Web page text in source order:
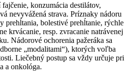
konzumácia destilátov,
nevyvážená strava. Príznaky nádoru
prehĺtania, bolestivé prehĺtanie, rýchle
krvácanie, resp. zvracanie natrávenej
Nádorové ochorenia pažeráka sa
„modalitami“), ktorých voľba
Liečebný postup sa vždy určuje pri
a onkológa.